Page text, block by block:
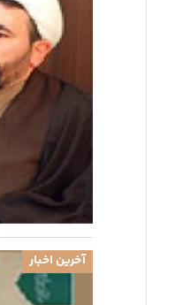
آخرین اخبار